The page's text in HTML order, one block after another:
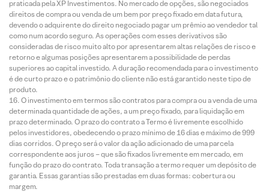
praticada pela XP Investimentos. No mercado de opções, são negociados
direitos de compra ou venda de um bem por preço fixado em data futura,
devendo o adquirente do direito negociado pagar um prêmio ao vendedor tal
como num acordo seguro. As operações com esses derivativos são
consideradas de risco muito alto por apresentarem altas relações de risco e
retorno e algumas posições apresentarem a possibilidade de perdas
superiores ao capital investido. A duração recomendada para o investimento
é de curto prazo e o patrimônio do cliente não está garantido neste tipo de
produto.
O investimento em termos são contratos para compra ou a venda de uma
determinada quantidade de ações, a um preço fixado, para liquidação em
prazo determinado. O prazo do contrato a Termo é livremente escolhido
pelos investidores, obedecendo o prazo mínimo de 16 dias e máximo de 999
dias corridos. O preço será o valor da ação adicionado de uma parcela
correspondente aos juros – que são fixados livremente em mercado, em
função do prazo do contrato. Toda transação a termo requer um depósito de
garantia. Essas garantias são prestadas em duas formas: cobertura ou
margem.